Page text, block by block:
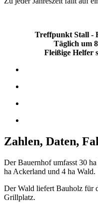
Treffpunkt Stall -
Täglich um
Fleißige Helfer
Zahlen, Daten,
Der Bauernhof umfasst 30
ha Ackerland und 4 ha Wald.
Der Wald liefert Bauholz für
Grillplatz.